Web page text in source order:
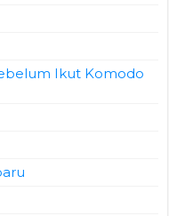
Ikut Komodo